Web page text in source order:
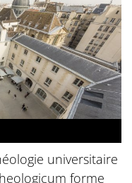
universitaire
forme